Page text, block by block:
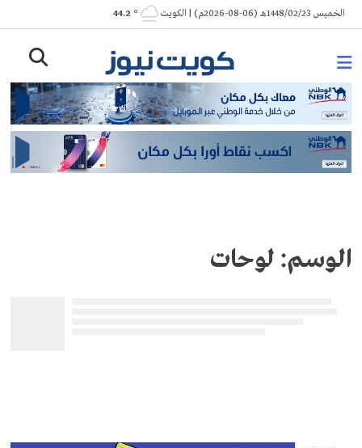
Skip
to
الخميس 1448/02/23هـ (06-08-2026م) | الكويت ° 44.2
الوسم: لوحات